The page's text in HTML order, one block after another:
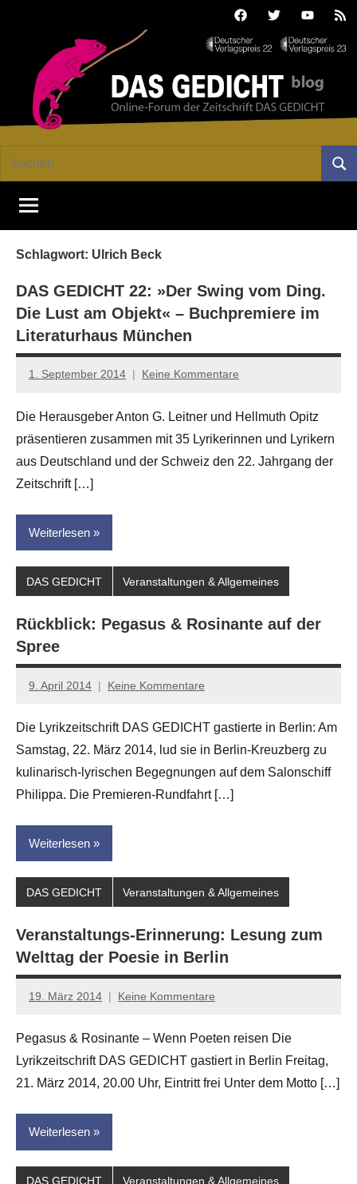
FacebookTwitterYoutube
GEDICHT
blog
Forum
von
DAS
Essay
Kritik
Suchen
Schlagwort: Ulrich Beck
DAS GEDICHT 22: »Der Swing vom Ding.
Die Lust am Objekt« – Buchpremiere im
Literaturhaus München
1. September 2014
Anton
Leitner
Keine Kommentare
Die Herausgeber Anton G. Leitner und Hellmuth Opitz
präsentieren zusammen mit 35 Lyrikerinnen und Lyrikern
aus Deutschland und der Schweiz den 22. Jahrgang der
Zeitschrift […]
Weiterlesen
DAS GEDICHT Veranstaltungen & Allgemeines
Rückblick: Pegasus & Rosinante auf der
Spree
9. April 2014
Anton
Leitner
Keine Kommentare
Die Lyrikzeitschrift DAS GEDICHT gastierte in Berlin: Am
Samstag, 22. März 2014, lud sie in Berlin-Kreuzberg zu
kulinarisch-lyrischen Begegnungen auf dem Salonschiff
Philippa. Die Premieren-Rundfahrt […]
Weiterlesen
DAS GEDICHT Veranstaltungen & Allgemeines
Veranstaltungs-Erinnerung: Lesung zum
Welttag der Poesie in Berlin
19. März 2014
Anton
Leitner
Keine Kommentare
Pegasus & Rosinante – Wenn Poeten reisen Die
Lyrikzeitschrift DAS GEDICHT gastiert in Berlin Freitag,
21. März 2014, 20.00 Uhr, Eintritt frei Unter dem Motto […]
Weiterlesen
DAS GEDICHT Veranstaltungen & Allgemeines